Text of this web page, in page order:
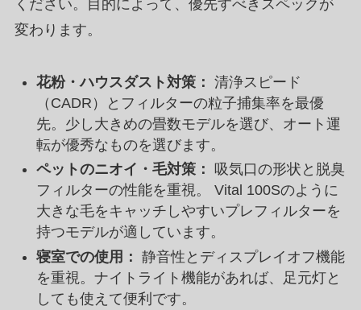
ください。目的によって、優先すべきスペックが
変わります。
花粉・ハウスダスト対策： 清浄スピード
（CADR）とフィルターの粒子捕集率を最優
先。少し大きめの畳数モデルを選び、オート運
転が優秀なものを選びます。
ペットのニオイ・毛対策：
吸気口の形状と脱臭
フィルターの性能を重視。 Vital 100Sのように
大きな毛をキャッチしやすいプレフィルターを
持つモデルが適しています。
寝室での使用： 静音性とディスプレイオフ機能
を重視。ナイトライト機能があれば、足元灯と
しても使えて便利です。